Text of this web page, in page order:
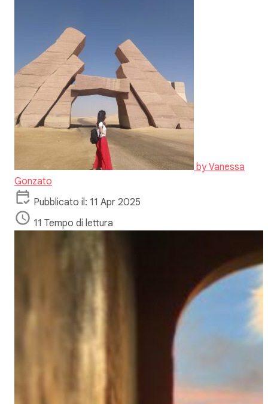
byVanessa
Gonzato
Pubblicato il: 11 Apr 2025
11 Tempo di lettura